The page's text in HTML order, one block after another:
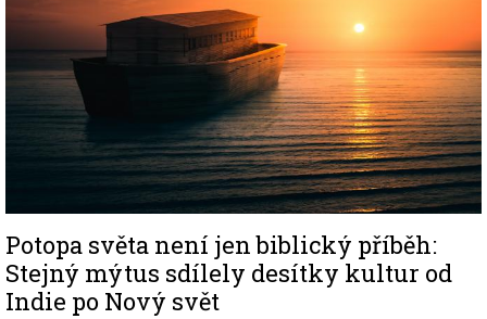
Potopa světa není jen biblický příběh:
Stejný mýtus sdílely desítky kultur od
Indie po Nový svět